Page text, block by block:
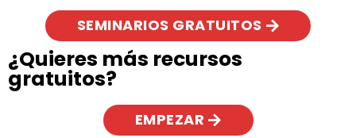
SEMINARIOS GRATUITOS
¿Quieres más recursos
gratuitos?
EMPEZAR